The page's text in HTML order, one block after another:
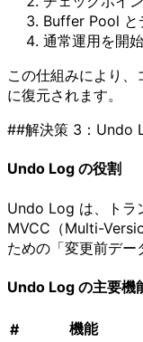
Buffer Pool と
通常運用を開始
この仕組みにより
に復元されます。
##解決策 3：Undo
Undo Log の役割
Undo Log は、トラ
MVCC（Multi-
ための「変更前デー
Undo Log の主要機
# 機能